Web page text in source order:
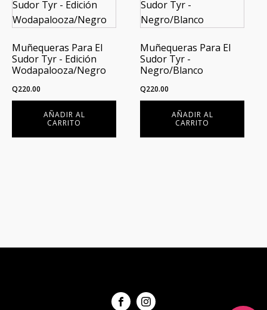
Muñequeras Para El
Sudor Tyr - Edición
Wodapalooza/Negro
Q220.00
AÑADIR AL
CARRITO
Muñequeras Para El
Sudor Tyr -
Negro/Blanco
Q220.00
AÑADIR AL
CARRITO